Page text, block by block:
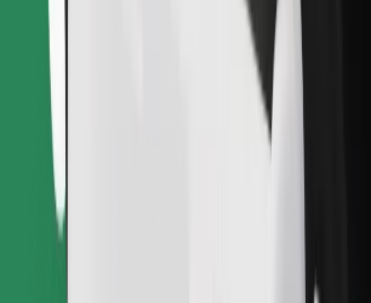
Télécharger l'appli Bolt Food